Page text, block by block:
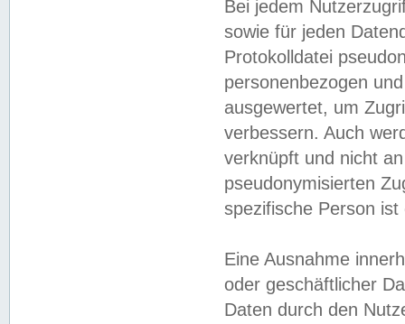
Bei jedem
sowie für jeden
Protokolldatei
personenbezogen
ausgewertet, um
verbessern. Auch
verknüpft und nicht
pseudonymisierten
spezifische Person
Eine Ausnahme
oder geschäftlicher
Daten durch den